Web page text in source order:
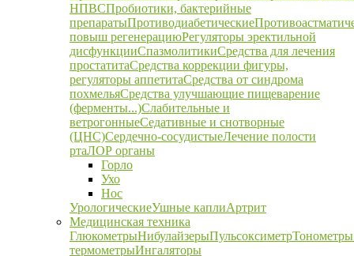
НПВСПробиотики, бактерийные
препаратыПротиводиабетические
повыш регенерациюРегуляторы эректильной
дисфункцииСпазмолитикиСредства для лечения
простатитаСредства коррекции фигуры,
регуляторы аппетитаСредства от синдрома
похмельяСредства улучшающие пищеварение
(ферменты...)Слабительные и
ветрогонныеСедативные и снотворные
(ЦНС)Сердечно-сосудистыеЛечение полости
ртаЛОР органы
Горло
Ухо
Нос
УрологическиеУшные каплиАртрит
Медицинская техника
ГлюкометрыНибулайзерыПульсоксиметрТонометры
термометрыИнгаляторы